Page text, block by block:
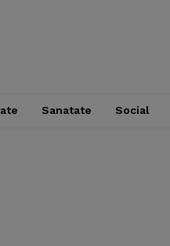
Sanatate Social